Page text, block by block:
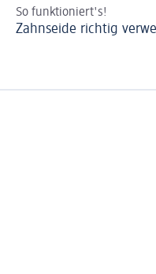
So funktioniert's!
Zahnseide richtig